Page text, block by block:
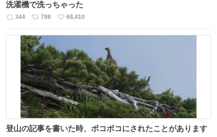
洗濯機で洗っちゃった
返
344
リ
ス
ト
数
798
い
数
68,410
登山の記事を書いた時、ボコボコにされたことがあります